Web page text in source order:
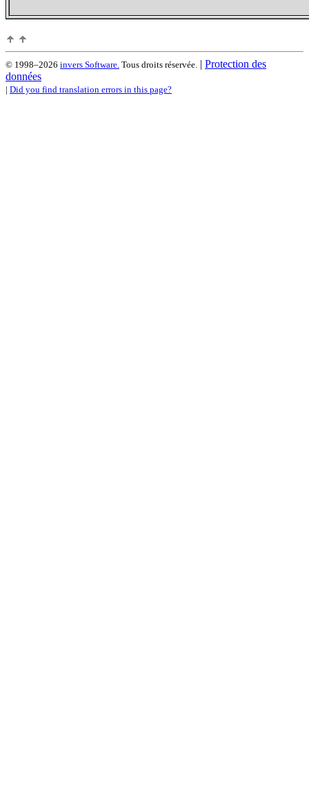
© 1998–2026 invers Software. Tous droits réservée. | Protection des
données
| Did you find translation errors in this page?